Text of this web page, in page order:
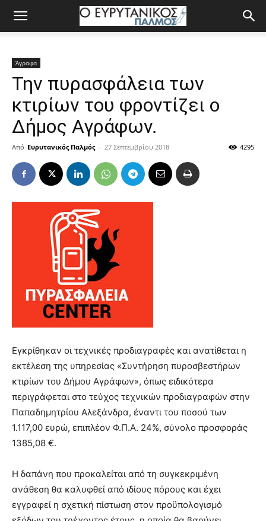
Άγραφα
Την πυρασφάλεια των
κτιρίων του φροντίζει ο
Δήμος Αγράφων.
Από Ευρυτανικός Παλμός - 27 Σεπτεμβρίου 2018 4295
Εγκρίθηκαν οι τεχνικές προδιαγραφές και ανατίθεται η
εκτέλεση της υπηρεσίας «Συντήρηση πυροσβεστήρων
κτιρίων του Δήμου Αγράφων», όπως ειδικότερα
περιγράφεται στο τεύχος τεχνικών προδιαγραφών στην
Παπαδημητρίου Αλεξάνδρα, έναντι του ποσού των
1.117,00 ευρώ, επιπλέον Φ.Π.Α. 24%, σύνολο προσφοράς
1385,08 €.
Η δαπάνη που προκαλείται από τη συγκεκριμένη
ανάθεση θα καλυφθεί από ιδίους πόρους και έχει
εγγραφεί η σχετική πίστωση στον προϋπολογισμό